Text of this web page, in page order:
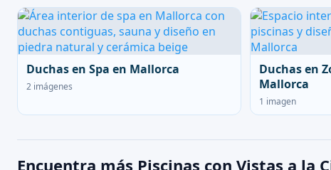
Duchas en Spa en Mallorca
2 imágenes
Duchas en
Mallorca
1 imagen
Encuentra más Piscinas con Vistas a la